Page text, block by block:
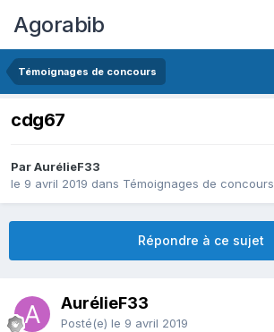
Agorabib
Témoignages de concours
cdg67
Par AurélieF33
le 9 avril 2019 dans Témoignages de concours
Répondre à ce sujet
AurélieF33
Posté(e) le 9 avril 2019